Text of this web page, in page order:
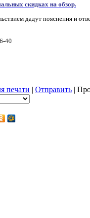
скидках на обзор.
дадут пояснения и
40
печати | Отправить |